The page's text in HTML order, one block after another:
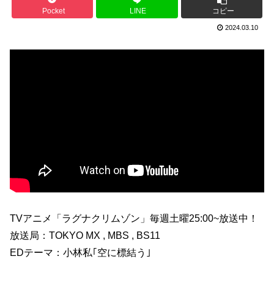
Pocket LINE コピー
2024.03.10
TVアニメ「ラグナクリムゾン」毎週土曜25:00~放送中！
放送局：TOKYO MX , MBS , BS11
EDテーマ：小林私｢空に標結う｣